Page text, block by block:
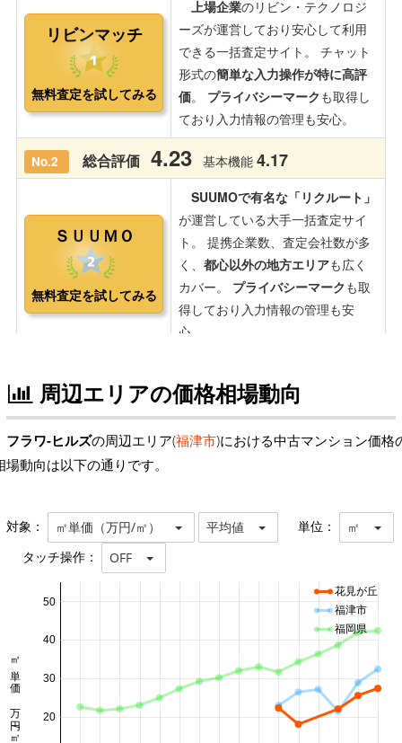
周辺エリアの価格相場動向
フラワ-ヒルズの周辺エリア(福津市)における中古マンション価格
場動向は以下の通りです。
対象： ㎡単価（万円/㎡） 平均値 単位： ㎡
タッチ操作： OFF
20
30
40
50
㎡単価 万円/㎡
花見が丘
福津市
福岡県